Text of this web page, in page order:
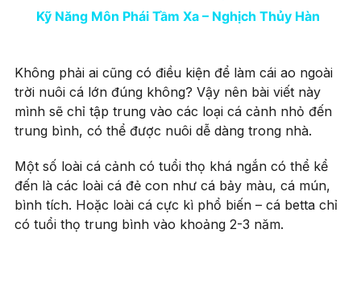
Kỹ Năng Môn Phái Tầm Xa – Nghịch Thủy Hàn
Không phải ai cũng có điều kiện để làm cái ao ngoài
trời nuôi cá lớn đúng không? Vậy nên bài viết này
mình sẽ chỉ tập trung vào các loại cá cảnh nhỏ đến
trung bình, có thể được nuôi dễ dàng trong nhà.
Một số loài cá cảnh có tuổi thọ khá ngắn có thể kể
đến là các loài cá đẻ con như cá bảy màu, cá mún,
bình tích. Hoặc loài cá cực kì phổ biến – cá betta chỉ
có tuổi thọ trung bình vào khoảng 2-3 năm.